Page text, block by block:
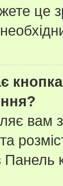
це
вам
Панель